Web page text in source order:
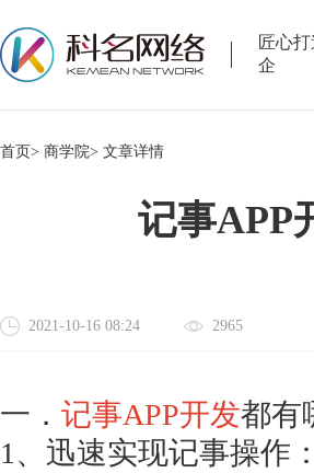
匠心
企
首页> 商学院> 文章详情
记事APP
2021-10-16 08:24 2965
一． 记事APP开发都有
1、迅速实现记事操作